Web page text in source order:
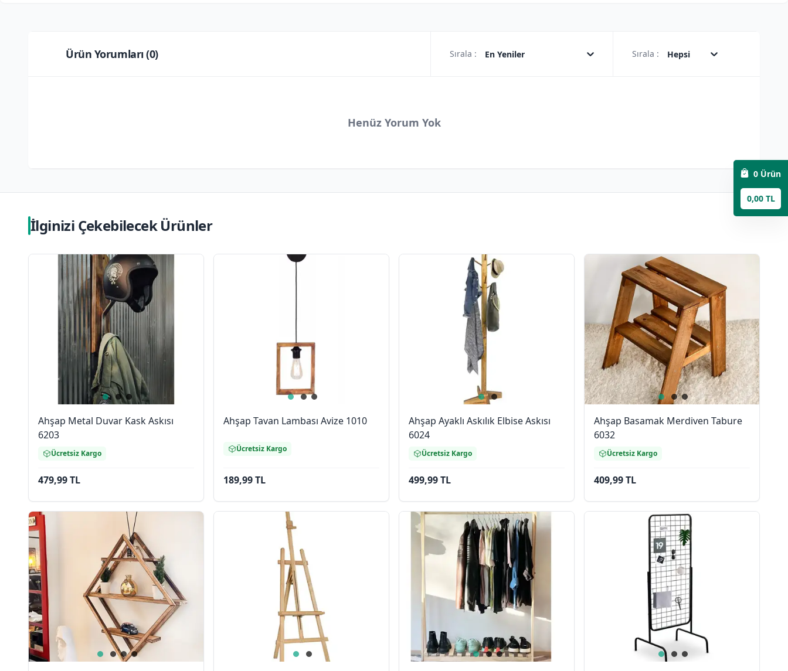
Ürün Yorumları (0) Sırala : En Yeniler Sırala : Hepsi
Henüz Yorum Yok
İlginizi Çekebilecek Ürünler
Ahşap Metal Duvar Kask Askısı
6203
Ücretsiz Kargo
479,99 TL
Ahşap Tavan Lambası Avize 1010
Ücretsiz Kargo
189,99 TL
Ahşap Ayaklı Askılık Elbise Askısı
6024
Ücretsiz Kargo
499,99 TL
Ahşap Basamak Merdiven Tabure
6032
Ücretsiz Kargo
409,99 TL
0 Ürün
0,00 TL